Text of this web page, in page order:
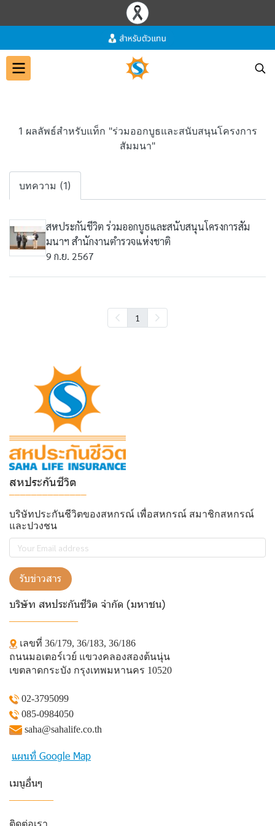
1 ผลลัพธ์สำหรับแท็ก "ร่วมออกบูธและสนับสนุนโครงการ
สัมมนา"
บทความ (1)
สหประกันชีวิต ร่วมออกบูธและสนับสนุนโครงการสัม
มนาฯ สำนักงานตำรวจแห่งชาติ
9 ก.ย. 2567
1
สหประกันชีวิต
บริษัทประกันชีวิตของสหกรณ์ เพื่อสหกรณ์ สมาชิกสหกรณ์
และปวงชน
รับข่าวสาร
บริษัท สหประกันชีวิต จำกัด (มหาชน)
เลขที่ 36/179, 36/183, 36/186
ถนนมอเตอร์เวย์ แขวงคลองสองต้นนุ่น
เขตลาดกระบัง กรุงเทพมหานคร 10520
02-3795099
085-0984050
saha@sahalife.co.th
แผนที่ Google Map
เมนูอื่นๆ
ติดต่อเรา